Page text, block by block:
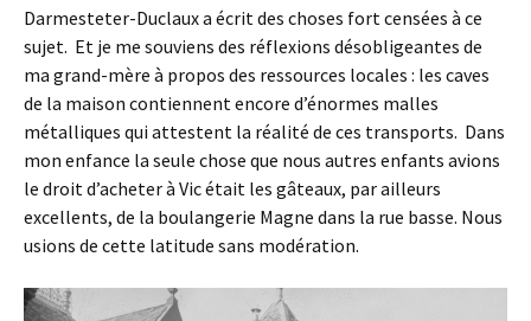
Darmesteter-Duclaux a écrit des choses fort censées à ce
sujet. Et je me souviens des réflexions désobligeantes de
ma grand-mère à propos des ressources locales : les caves
de la maison contiennent encore d’énormes malles
métalliques qui attestent la réalité de ces transports. Dans
mon enfance la seule chose que nous autres enfants avions
le droit d’acheter à Vic était les gâteaux, par ailleurs
excellents, de la boulangerie Magne dans la rue basse. Nous
usions de cette latitude sans modération.